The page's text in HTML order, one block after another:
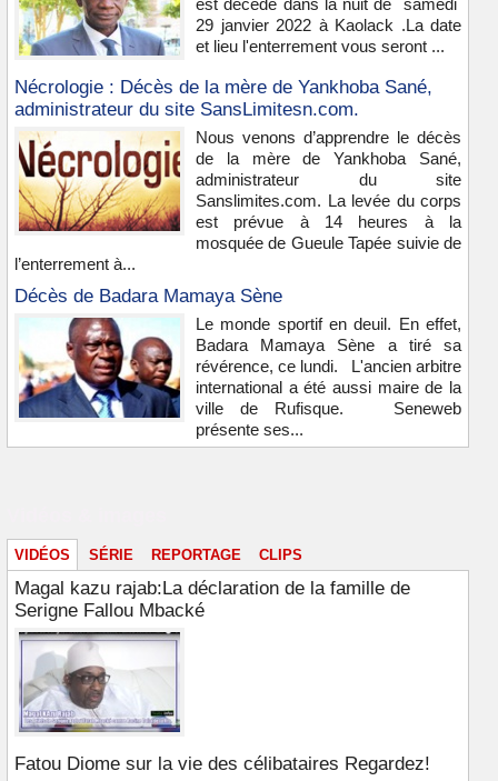
est décédé dans la nuit de samedi
29 janvier 2022 à Kaolack .La date
et lieu l'enterrement vous seront ...
Nécrologie : Décès de la mère de Yankhoba Sané,
administrateur du site SansLimitesn.com.
Nous venons d’apprendre le décès
de la mère de Yankhoba Sané,
administrateur du site
Sanslimites.com. La levée du corps
est prévue à 14 heures à la
mosquée de Gueule Tapée suivie de
l’enterrement à...
Décès de Badara Mamaya Sène
Le monde sportif en deuil. En effet,
Badara Mamaya Sène a tiré sa
révérence, ce lundi. L'ancien arbitre
international a été aussi maire de la
ville de Rufisque. Seneweb
présente ses...
VIDÉOS SÉRIE REPORTAGE CLIPS
Magal kazu rajab:La déclaration de la famille de
Serigne Fallou Mbacké
Fatou Diome sur la vie des célibataires Regardez!